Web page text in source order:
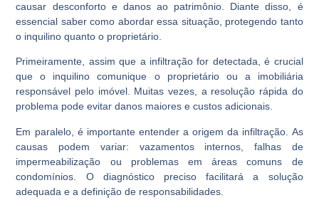
causar desconforto e danos ao patrimônio. Diante disso, é
essencial saber como abordar essa situação, protegendo tanto
o inquilino quanto o proprietário.
Primeiramente, assim que a infiltração for detectada, é crucial
que o inquilino comunique o proprietário ou a imobiliária
responsável pelo imóvel. Muitas vezes, a resolução rápida do
problema pode evitar danos maiores e custos adicionais.
Em paralelo, é importante entender a origem da infiltração. As
causas podem variar: vazamentos internos, falhas de
impermeabilização ou problemas em áreas comuns de
condomínios. O diagnóstico preciso facilitará a solução
adequada e a definição de responsabilidades.